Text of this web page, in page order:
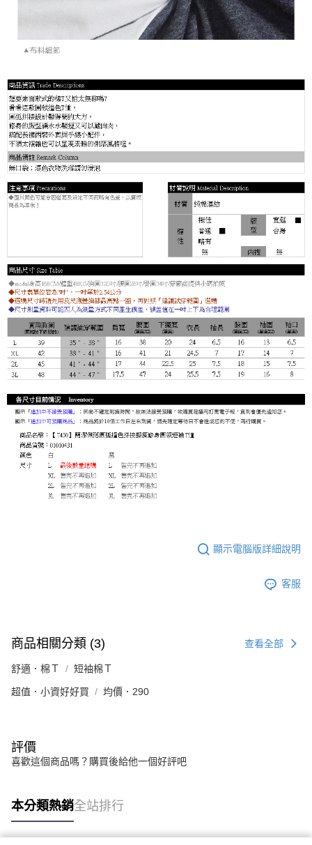
顯示電腦版詳細說明
客服
商品相關分類 (3) 查看全部
舒適．棉Ｔ 短袖棉Ｔ
超值．小資好好買 均價．290
評價
喜歡這個商品嗎？購買後給他一個好評吧
本分類熱銷全站排行